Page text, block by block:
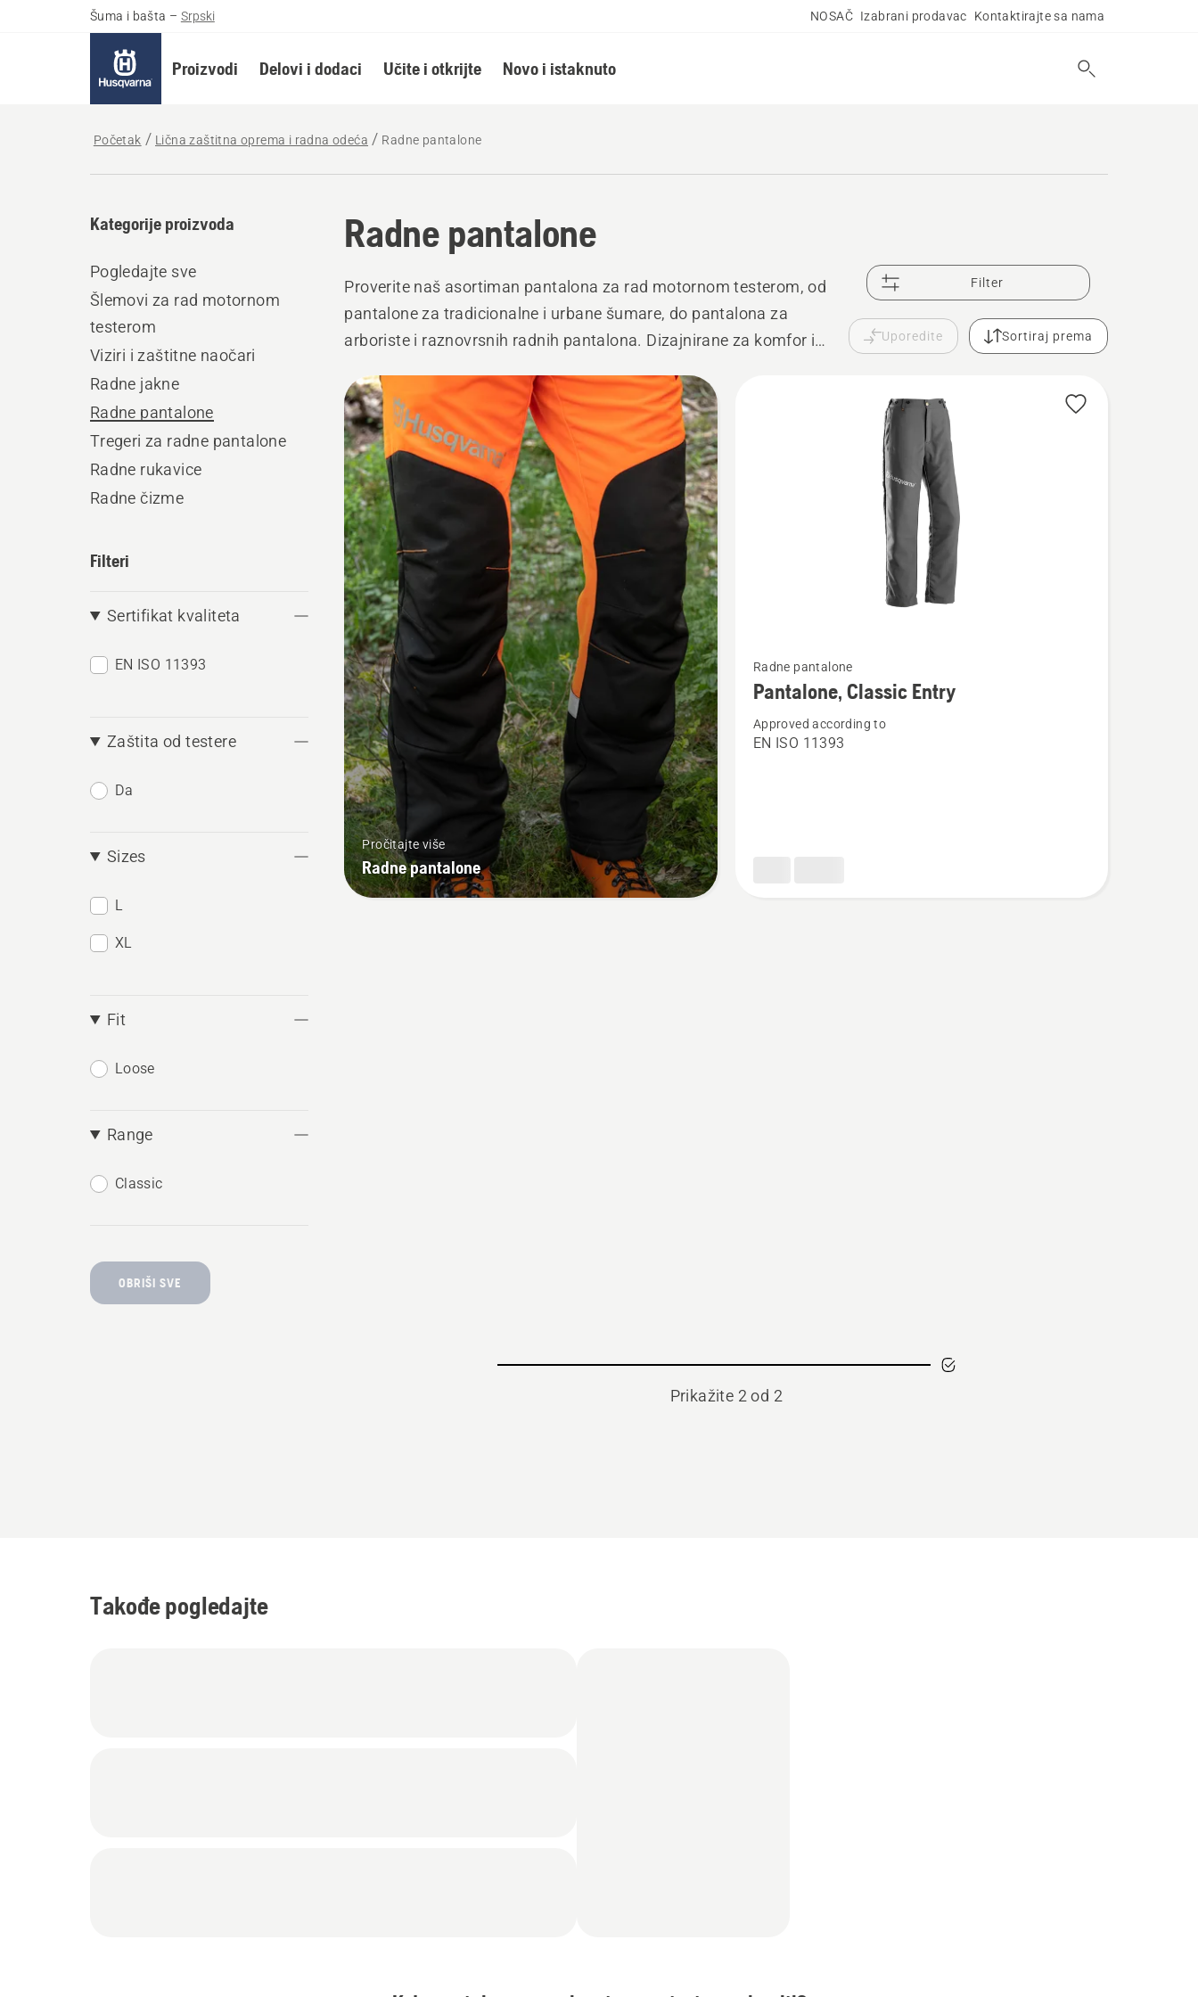
Šuma i bašta – Srpski NOSAČ Izabrani prodavac Kontaktirajte sa nama
Proizvodi Delovi i dodaci Učite i otkrijte Novo i istaknuto
Početak Lična zaštitna oprema i radna odeća Radne pantalone
Radne pantalone
Kategorije proizvoda
Pogledajte sve
Šlemovi za rad motornom
testerom
Viziri i zaštitne naočari
Radne jakne
Radne pantalone
Tregeri za radne pantalone
Radne rukavice
Radne čizme
Filteri
Sertifikat kvaliteta
EN ISO 11393
Zaštita od testere
Da
Sizes
L
XL
Fit
Loose
Range
Classic
OBRIŠI SVE
Proverite naš asortiman pantalona za rad motornom testerom, od
pantalone za tradicionalne i urbane šumare, do pantalona za
arboriste i raznovrsnih radnih pantalona. Dizajnirane za komfor i
Filter
Uporedite Sortiraj prema
All
products
Pročitajte više
Radne pantalone
više
detalja
Radne pantalone
Pantalone, Classic Entry
Approved according to
EN ISO 11393
Prikažite 2 od 2
Takođe pogledajte